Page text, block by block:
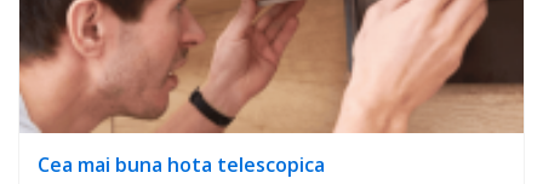
Cea mai buna hota telescopica